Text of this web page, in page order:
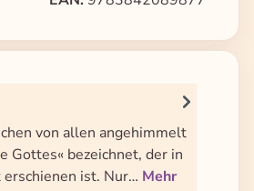
von allen angehimmelt
Gottes« bezeichnet, der in
ist. Nur… Mehr